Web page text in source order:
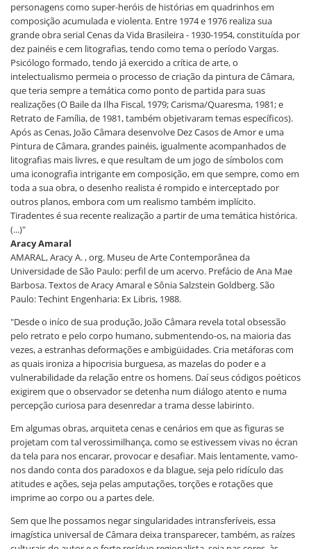
personagens como super-heróis de histórias em quadrinhos em
composição acumulada e violenta. Entre 1974 e 1976 realiza sua
grande obra serial Cenas da Vida Brasileira - 1930-1954, constituída por
dez painéis e cem litografias, tendo como tema o período Vargas.
Psicólogo formado, tendo já exercido a crítica de arte, o
intelectualismo permeia o processo de criação da pintura de Câmara,
que teria sempre a temática como ponto de partida para suas
realizações (O Baile da Ilha Fiscal, 1979; Carisma/Quaresma, 1981; e
Retrato de Família, de 1981, também objetivaram temas específicos).
Após as Cenas, João Câmara desenvolve Dez Casos de Amor e uma
Pintura de Câmara, grandes painéis, igualmente acompanhados de
litografias mais livres, e que resultam de um jogo de símbolos com
uma iconografia intrigante em composição, em que sempre, como em
toda a sua obra, o desenho realista é rompido e interceptado por
outros planos, embora com um realismo também implícito.
Tiradentes é sua recente realização a partir de uma temática histórica.
(...)"
Aracy Amaral
AMARAL, Aracy A. , org. Museu de Arte Contemporânea da
Universidade de São Paulo: perfil de um acervo. Prefácio de Ana Mae
Barbosa. Textos de Aracy Amaral e Sônia Salzstein Goldberg. São
Paulo: Techint Engenharia: Ex Libris, 1988.
"Desde o iníco de sua produção, João Câmara revela total obsessão
pelo retrato e pelo corpo humano, submentendo-os, na maioria das
vezes, a estranhas deformações e ambigüidades. Cria metáforas com
as quais ironiza a hipocrisia burguesa, as mazelas do poder e a
vulnerabilidade da relação entre os homens. Daí seus códigos poéticos
exigirem que o observador se detenha num diálogo atento e numa
percepção curiosa para desenredar a trama desse labirinto.
Em algumas obras, arquiteta cenas e cenários em que as figuras se
projetam com tal verossimilhança, como se estivessem vivas no écran
da tela para nos encarar, provocar e desafiar. Mais lentamente, vamo-
nos dando conta dos paradoxos e da blague, seja pelo ridículo das
atitudes e ações, seja pelas amputações, torções e rotações que
imprime ao corpo ou a partes dele.
Sem que lhe possamos negar singularidades intransferíveis, essa
imagística universal de Câmara deixa transparecer, também, as raízes